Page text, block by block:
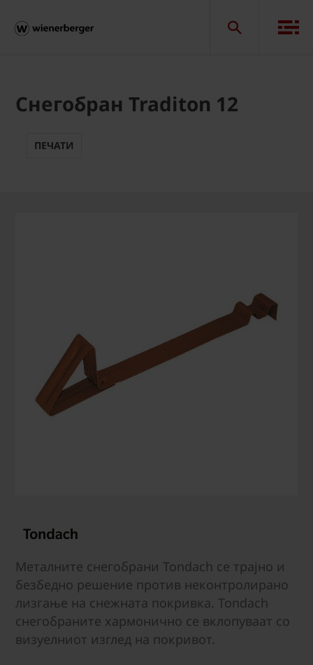
Снегобран Traditon 12
ПЕЧАТИ
Металните снегобрани Tondach се трајно и
безбедно решение против неконтролирано
лизгање на снежната покривка. Tondach
снегобраните хармонично се вклопуваат со
визуелниот изглед на покривот.